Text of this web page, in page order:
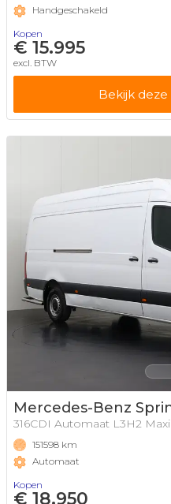
Handgeschakeld
Kopen
€ 15.995
excl. BTW
Bekijk
Mercedes-Benz
316CDI Automaat L3H2 Maxi
151598 km
Automaat
Kopen
€ 18.950